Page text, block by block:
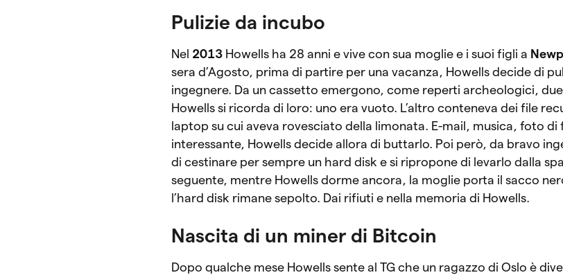
Pulizie da incubo
Nel 2013 Howells ha 28 anni e vive con sua moglie e i suoi figli a
sera d’Agosto, prima di partire per una vacanza, Howells decide di
ingegnere. Da un cassetto emergono, come reperti archeologici,
Howells si ricorda di loro: uno era vuoto. L’altro conteneva dei file
laptop su cui aveva rovesciato della limonata. E-mail, musica, foto di
interessante, Howells decide allora di buttarlo. Poi però, da bravo
di cestinare per sempre un hard disk e si ripropone di levarlo dalla
seguente, mentre Howells dorme ancora, la moglie porta il sacco
l’hard disk rimane sepolto. Dai rifiuti e nella memoria di Howells.
Nascita di un miner di Bitcoin
Dopo qualche mese Howells sente al TG che un ragazzo di Oslo è